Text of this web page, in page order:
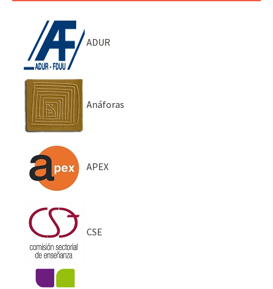
ADUR
Anáforas
APEX
CSE